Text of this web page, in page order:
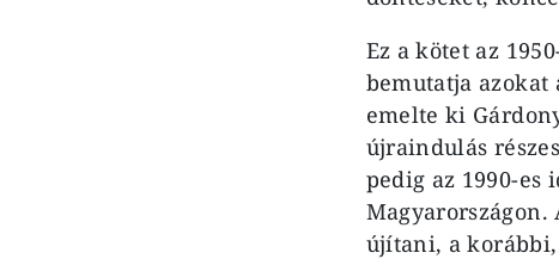
Ez a kötet az
bemutatja
emelte ki
újraindulás
pedig az 1990-es
újítani, a